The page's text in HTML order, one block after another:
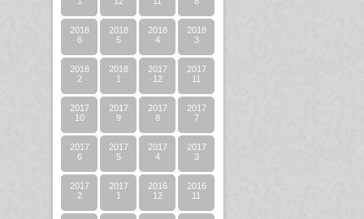
2018
6
2018
5
2018
4
2018
3
2018
2
2018
1
2017
12
2017
11
2017
10
2017
9
2017
8
2017
7
2017
6
2017
5
2017
4
2017
3
2017
2
2017
1
2016
12
2016
11